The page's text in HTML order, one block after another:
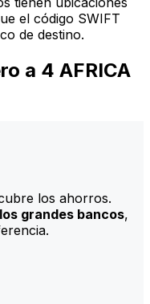
el código SWIFT
de destino.
a 4 AFRICA
los ahorros.
grandes bancos,